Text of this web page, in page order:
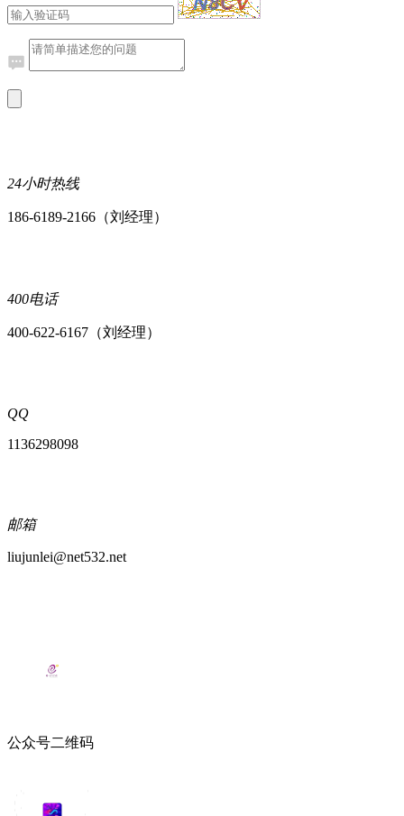
24小时热线
186-6189-2166（刘经理）
400电话
400-622-6167（刘经理）
QQ
1136298098
邮箱
liujunlei@net532.net
公众号二维码